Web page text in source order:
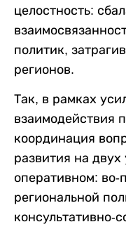
целостность:
политик,
регионов.
Так, в рамках
взаимодействия
координация
развития на двух
оперативном:
региональной
консультативно-